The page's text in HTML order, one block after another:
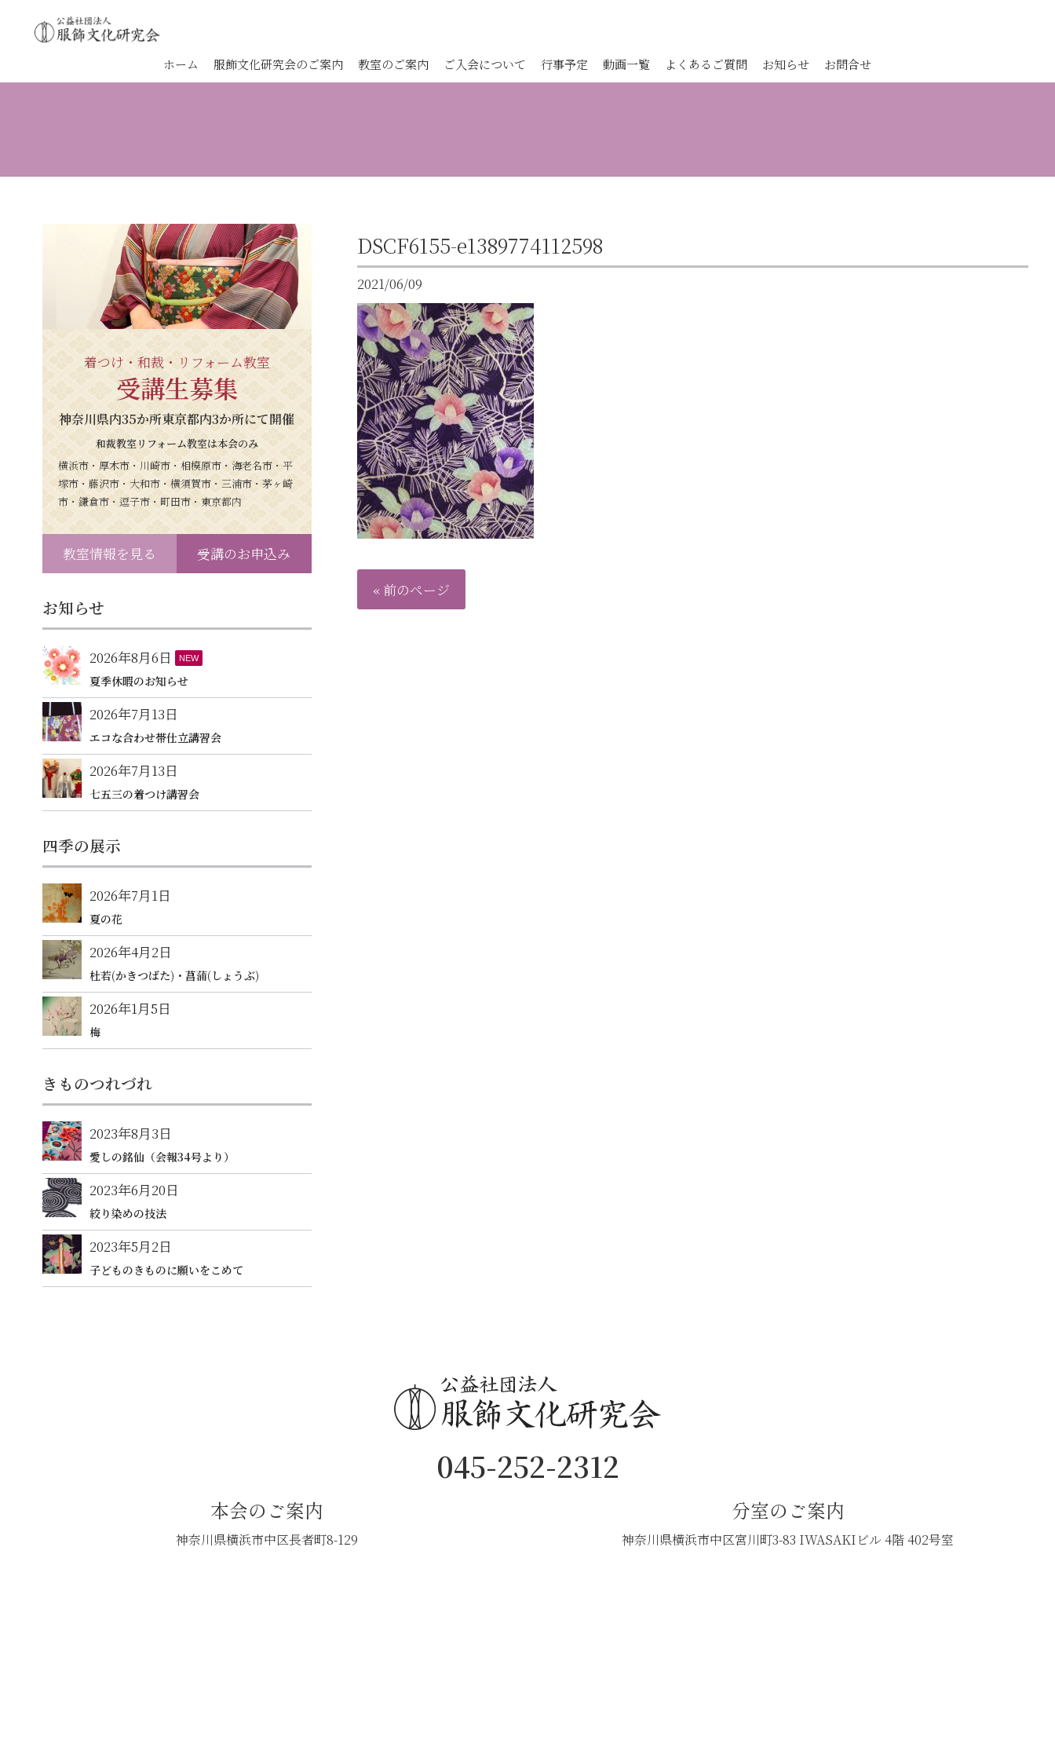
ホーム 服飾文化研究会のご案内 教室のご案内 ご入会について 行事予定 動画一覧 よくあるご質問 お知らせ お問合せ
DSCF6155-e1389774112598
2021/06/09
« 前のページ
着つけ・和裁・リフォーム教室
受講生募集
神奈川県内35か所東京都内3か所にて開催
和裁教室リフォーム教室は本会のみ
横浜市・厚木市・川崎市・相模原市・海老名市・平
塚市・藤沢市・大和市・横須賀市・三浦市・茅ヶ崎
市・鎌倉市・逗子市・町田市・東京都内
教室情報を見る 受講のお申込み
お知らせ
2026年8月6日 NEW
夏季休暇のお知らせ
2026年7月13日
エコな合わせ帯仕立講習会
2026年7月13日
七五三の着つけ講習会
四季の展示
2026年7月1日
夏の花
2026年4月2日
杜若(かきつばた)・菖蒲(しょうぶ)
2026年1月5日
梅
きものつれづれ
2023年8月3日
愛しの銘仙（会報34号より）
2023年6月20日
絞り染めの技法
2023年5月2日
子どものきものに願いをこめて
045-252-2312
本会のご案内
神奈川県横浜市中区長者町8-129
分室のご案内
神奈川県横浜市中区宮川町3-83 IWASAKIビル 4階 402号室